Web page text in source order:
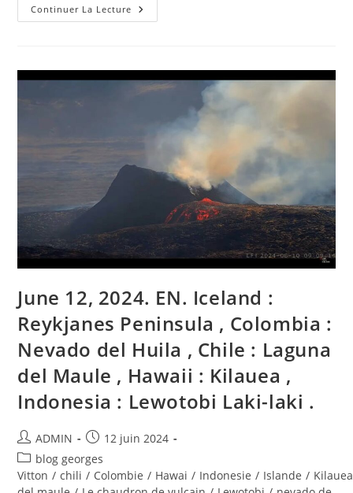
Continuer La Lecture 15
Juin
:
Péninsule
De
Reykjanes
Indonésie
Laki-
Laki
Machin
La
Guadeloupe
:
Soufrière
,
Guatemala
:
Santiaguito
June 12, 2024. EN. Iceland :
Reykjanes Peninsula , Colombia :
Nevado del Huila , Chile : Laguna
del Maule , Hawaii : Kilauea ,
Indonesia : Lewotobi Laki-laki .
Auteur/autrice
de
la
publication :
ADMIN
Publication
publiée :
12 juin 2024
Post
category:
blog georges
Vitton / chili / Colombie / Hawai / Indonesie / Islande / Kilauea